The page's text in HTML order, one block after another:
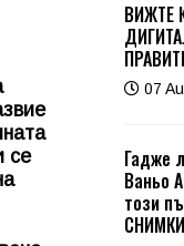
се
ВИЖТЕ
07
Гадже
Ваньо
този